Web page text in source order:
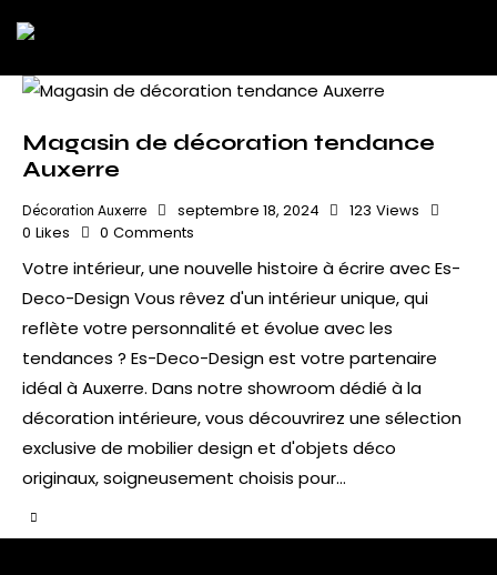
Magasin de décoration tendance
Auxerre
Décoration Auxerre septembre 18, 2024 123 Views
0 Likes 0 Comments
Votre intérieur, une nouvelle histoire à écrire avec Es-
Deco-Design Vous rêvez d'un intérieur unique, qui
reflète votre personnalité et évolue avec les
tendances ? Es-Deco-Design est votre partenaire
idéal à Auxerre. Dans notre showroom dédié à la
décoration intérieure, vous découvrirez une sélection
exclusive de mobilier design et d'objets déco
originaux, soigneusement choisis pour…